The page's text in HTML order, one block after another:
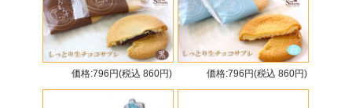
価格:796円(税込 860円) 価格:796円(税込 860円)